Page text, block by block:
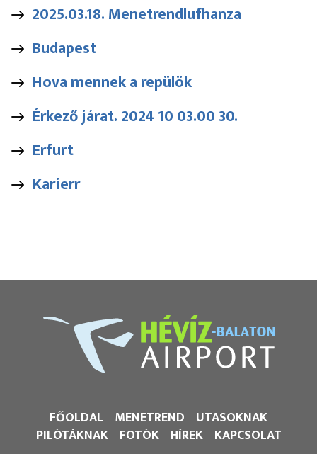
2025.03.18. Menetrendlufhanza
Budapest
Hova mennek a repülök
Érkező járat. 2024 10 03.00 30.
Erfurt
Karierr
FŐOLDAL MENETREND UTASOKNAK
PILÓTÁKNAK FOTÓK HÍREK KAPCSOLAT